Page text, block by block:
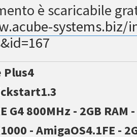
è scaricabile
systems.biz/
Plus4
G4 800MHz - 2GB
- AmigaOS4.1FE -